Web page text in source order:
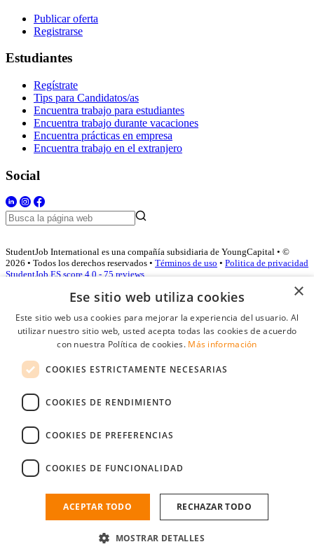
Publicar oferta
Registrarse
Estudiantes
Regístrate
Tips para Candidatos/as
Encuentra trabajo para estudiantes
Encuentra trabajo durante vacaciones
Encuentra prácticas en empresa
Encuentra trabajo en el extranjero
Social
StudentJob International es una compañía subsidiaria de YoungCapital • ©
2026 • Todos los derechos reservados • Términos de uso • Politica de privacidad
StudentJob ES score 4.0 - 75 reviews
Acceso empresas
Contraseña
Recordarme
Conectarse
Registro gratuito empresas
Encuentre al candidato perfecto a tan sólo un par de clicks
×
Ese sitio web utiliza cookies
Este sitio web usa cookies para mejorar la experiencia del usuario. Al
utilizar nuestro sitio web, usted acepta todas las cookies de acuerdo
con nuestra Política de cookies. Más información
COOKIES ESTRICTAMENTE NECESARIAS
COOKIES DE RENDIMIENTO
COOKIES DE PREFERENCIAS
COOKIES DE FUNCIONALIDAD
ACEPTAR TODO RECHAZAR TODO
MOSTRAR DETALLES